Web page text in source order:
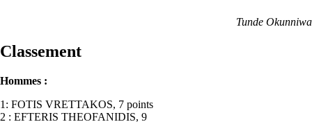
Tunde Okunniwa
Classement
Hommes :
1: FOTIS VRETTAKOS, 7 points
2 : EFTERIS THEOFANIDIS, 9